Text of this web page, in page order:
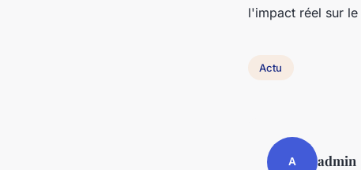
l'impact réel sur le
Actu
A admin